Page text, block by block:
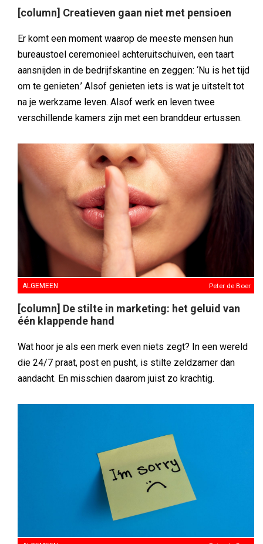
[column] Creatieven gaan niet met pensioen
Er komt een moment waarop de meeste mensen hun
bureaustoel ceremonieel achteruitschuiven, een taart
aansnijden in de bedrijfskantine en zeggen: ‘Nu is het tijd
om te genieten.’ Alsof genieten iets is wat je uitstelt tot
na je werkzame leven. Alsof werk en leven twee
verschillende kamers zijn met een branddeur ertussen.
ALGEMEEN Peter de Boer
[column] De stilte in marketing: het geluid van
één klappende hand
Wat hoor je als een merk even niets zegt? In een wereld
die 24/7 praat, post en pusht, is stilte zeldzamer dan
aandacht. En misschien daarom juist zo krachtig.